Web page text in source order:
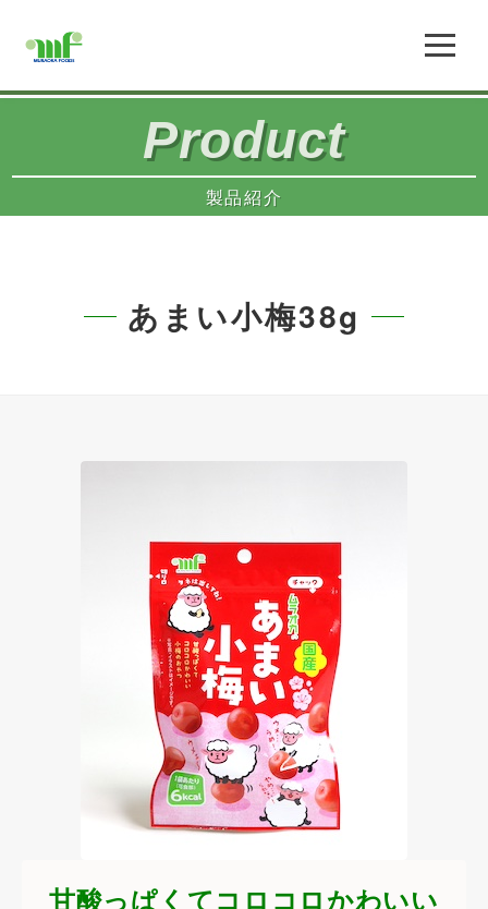
Product
製品紹介
あまい小梅38g
甘酸っぱくてコロコロかわいい